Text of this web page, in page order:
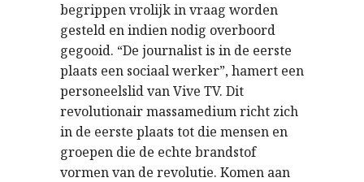
begrippen vrolijk in vraag worden
gesteld en indien nodig overboord
gegooid. “De journalist is in de eerste
plaats een sociaal werker”, hamert een
personeelslid van Vive TV. Dit
revolutionair massamedium richt zich
in de eerste plaats tot die mensen en
groepen die de echte brandstof
vormen van de revolutie. Komen aan